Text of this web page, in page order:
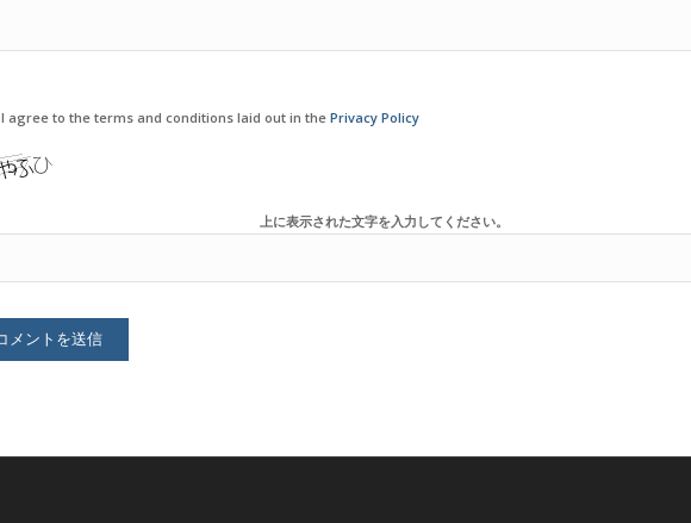
I agree to the terms and conditions laid out in the Privacy Policy
上に表示された文字を入力してください。